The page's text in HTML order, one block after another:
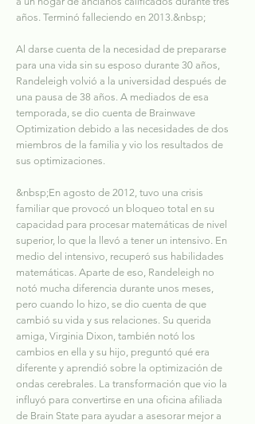
años. Terminó falleciendo en 2013.&nbsp;
Al darse cuenta de la necesidad de prepararse
para una vida sin su esposo durante 30 años,
Randeleigh volvió a la universidad después de
una pausa de 38 años. A mediados de esa
temporada, se dio cuenta de Brainwave
Optimization debido a las necesidades de dos
miembros de la familia y vio los resultados de
sus optimizaciones.
&nbsp;En agosto de 2012, tuvo una crisis
familiar que provocó un bloqueo total en su
capacidad para procesar matemáticas de nivel
superior, lo que la llevó a tener un intensivo. En
medio del intensivo, recuperó sus habilidades
matemáticas. Aparte de eso, Randeleigh no
notó mucha diferencia durante unos meses,
pero cuando lo hizo, se dio cuenta de que
cambió su vida y sus relaciones. Su querida
amiga, Virginia Dixon, también notó los
cambios en ella y su hijo, preguntó qué era
diferente y aprendió sobre la optimización de
ondas cerebrales. La transformación que vio la
influyó para convertirse en una oficina afiliada
de Brain State para ayudar a asesorar mejor a